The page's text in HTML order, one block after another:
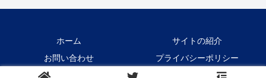
ホーム
サイトの紹介
お問い合わせ
プライバシーポリシー